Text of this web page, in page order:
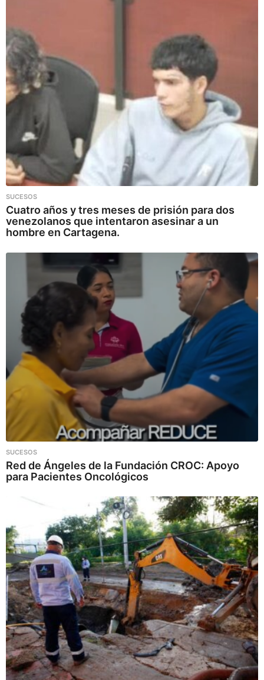
SUCESOS
Cuatro años y tres meses de prisión para dos
venezolanos que intentaron asesinar a un
hombre en Cartagena.
SUCESOS
Red de Ángeles de la Fundación CROC: Apoyo
para Pacientes Oncológicos